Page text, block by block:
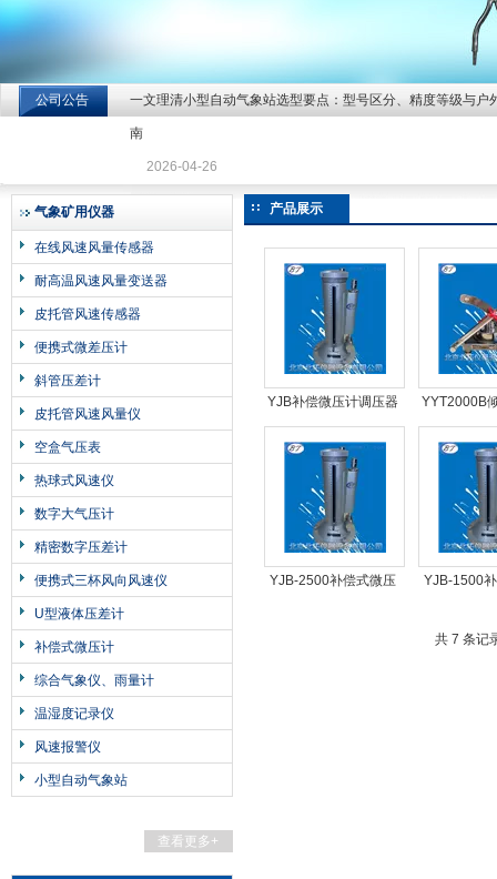
北京北拓仪器设备有限公司
公司公告 一文理清小型自动气象站选型要点：型号区分、精度等级与户
南
2026-04-26
气象矿用仪器
在线风速风量传感器
耐高温风速风量变送器
皮托管风速传感器
便携式微差压计
斜管压差计
皮托管风速风量仪
空盒气压表
热球式风速仪
数字大气压计
精密数字压差计
便携式三杯风向风速仪
U型液体压差计
补偿式微压计
综合气象仪、雨量计
温湿度记录仪
风速报警仪
小型自动气象站
查看更多+
产品展示
YJB补偿微压计调压器
（压力源）
YYT2000B
计
YJB-2500补偿式微压
YJB-1500
共 7 条记